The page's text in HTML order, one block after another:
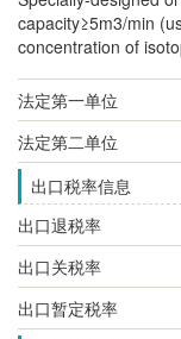
capacity≥5m3/min
concentration of
法定第一单位
法定第二单位
出口税率信息
出口退税率
出口关税率
出口暂定税率